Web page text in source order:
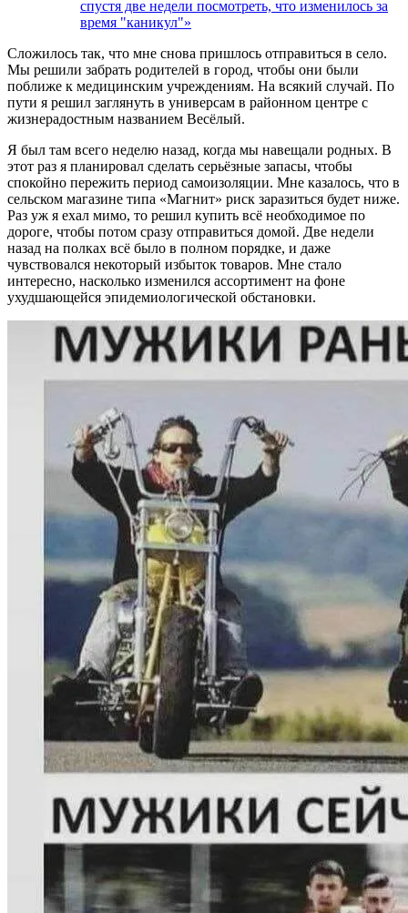
спустя две недели посмотреть, что изменилось за
время "каникул"»
Сложилось так, что мне снова пришлось отправиться в село.
Мы решили забрать родителей в город, чтобы они были
поближе к медицинским учреждениям. На всякий случай. По
пути я решил заглянуть в универсам в районном центре с
жизнерадостным названием Весёлый.
Я был там всего неделю назад, когда мы навещали родных. В
этот раз я планировал сделать серьёзные запасы, чтобы
спокойно пережить период самоизоляции. Мне казалось, что в
сельском магазине типа «Магнит» риск заразиться будет ниже.
Раз уж я ехал мимо, то решил купить всё необходимое по
дороге, чтобы потом сразу отправиться домой. Две недели
назад на полках всё было в полном порядке, и даже
чувствовался некоторый избыток товаров. Мне стало
интересно, насколько изменился ассортимент на фоне
ухудшающейся эпидемиологической обстановки.